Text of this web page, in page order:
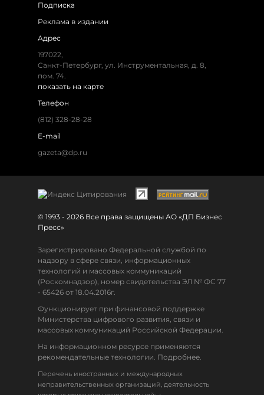
Подписка
Реклама в издании
Адрес
197022,
Санкт-Петербург, ул. Инструментальная, д. 8,
пом. 74.
показать на карте
Телефон
(812) 328-28-28
E-mail
gazeta@dp.ru
© 1993 - 2026 Все права защищены АО «ДП Бизнес
Пресс»
Зарегистрировано Федеральной службой по
надзору в сфере связи, информационных
технологий и массовых коммуникаций
(Роскомнадзор), номер свидетельства ЭЛ № ФС 77
- 65426 от 18.04.2016г.
Функционирует при финансовой поддержке
Министерства цифрового развития, связи и
массовых коммуникаций Российской Федерации.
На информационном ресурсе применяются
рекомендательные технологии. Подробнее.
Перечень иностранных и международных
неправительственных организаций, деятельность